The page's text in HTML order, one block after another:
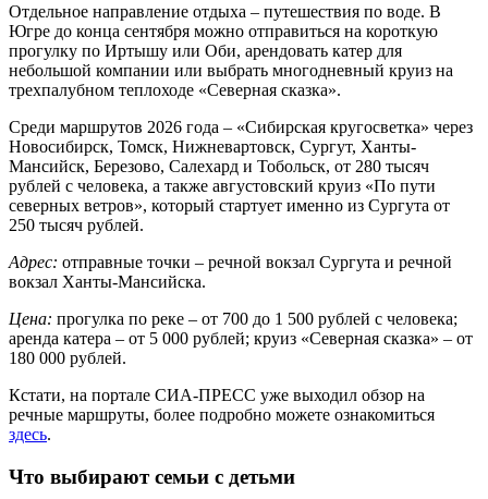
Отдельное направление отдыха – путешествия по воде. В
Югре до конца сентября можно отправиться на короткую
прогулку по Иртышу или Оби, арендовать катер для
небольшой компании или выбрать многодневный круиз на
трехпалубном теплоходе «Северная сказка».
Среди маршрутов 2026 года – «Сибирская кругосветка» через
Новосибирск, Томск, Нижневартовск, Сургут, Ханты-
Мансийск, Березово, Салехард и Тобольск, от 280 тысяч
рублей с человека, а также августовский круиз «По пути
северных ветров», который стартует именно из Сургута от
250 тысяч рублей.
Адрес: отправные точки – речной вокзал Сургута и речной
вокзал Ханты-Мансийска.
Цена: прогулка по реке – от 700 до 1 500 рублей с человека;
аренда катера – от 5 000 рублей; круиз «Северная сказка» – от
180 000 рублей.
Кстати, на портале СИА-ПРЕСС уже выходил обзор на
речные маршруты, более подробно можете ознакомиться
здесь.
Что выбирают семьи с детьми